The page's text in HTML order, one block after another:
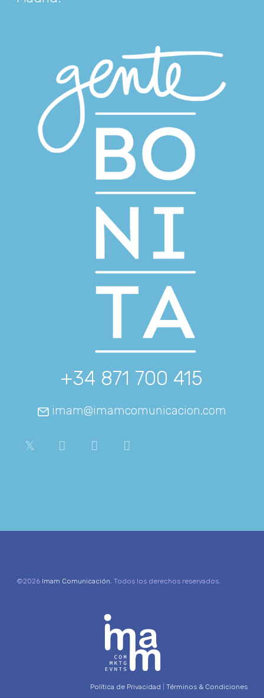
+34 871 700 415
imam@imamcomunicacion.com
©2026 Imam Comunicación. Todos los derechos reservados.
Política de Privacidad Términos & Condiciones